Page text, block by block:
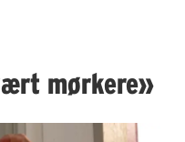
mørkere»